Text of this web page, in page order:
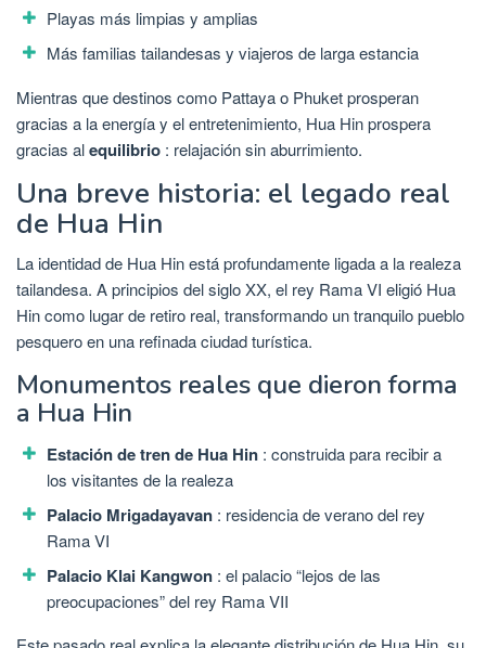
Playas más limpias y amplias
Más familias tailandesas y viajeros de larga estancia
Mientras que destinos como Pattaya o Phuket prosperan
gracias a la energía y el entretenimiento, Hua Hin prospera
gracias alequilibrio : relajación sin aburrimiento.
Una breve historia: el legado real
de Hua Hin
La identidad de Hua Hin está profundamente ligada a la realeza
tailandesa. A principios del siglo XX, el rey Rama VI eligió Hua
Hin como lugar de retiro real, transformando un tranquilo pueblo
pesquero en una refinada ciudad turística.
Monumentos reales que dieron forma
a Hua Hin
Estación de tren de Hua Hin : construida para recibir a
los visitantes de la realeza
Palacio Mrigadayavan : residencia de verano del rey
Rama VI
Palacio Klai Kangwon : el palacio “lejos de las
preocupaciones” del rey Rama VII